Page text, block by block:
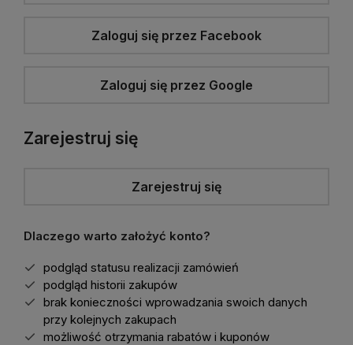
Zaloguj się przez Facebook
Zaloguj się przez Google
Zarejestruj się
Zarejestruj się
Dlaczego warto założyć konto?
podgląd statusu realizacji zamówień
podgląd historii zakupów
brak konieczności wprowadzania swoich danych
przy kolejnych zakupach
możliwość otrzymania rabatów i kuponów